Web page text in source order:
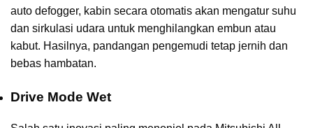
auto defogger, kabin secara otomatis akan mengatur suhu
dan sirkulasi udara untuk menghilangkan embun atau
kabut. Hasilnya, pandangan pengemudi tetap jernih dan
bebas hambatan.
Drive Mode Wet